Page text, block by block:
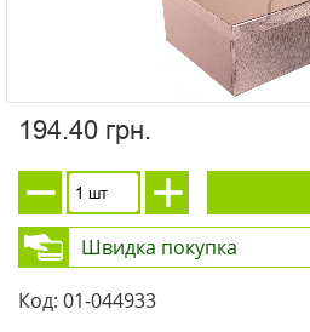
194.40 грн.
Швидка покупка
Код: 01-044933